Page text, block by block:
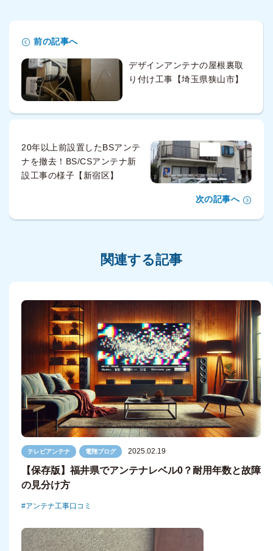
前の記事へ
デザインアンテナの屋根裏取
り付け工事【埼玉県狭山市】
20年以上前設置したBSアンテ
ナを撤去！BS/CSアンテナ新
設工事の様子【新宿区】
次の記事へ
関連する記事
テレビアンテナ 電翔ブログ 2025.02.19
【保存版】福井県でアンテナレベル0？耐用年数と故障
の見分け方
アンテナ工事口コミ